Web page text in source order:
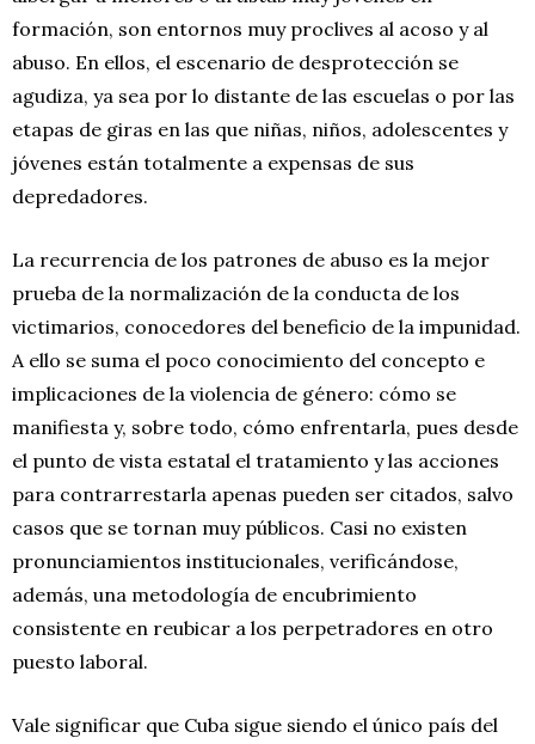
formación, son entornos muy proclives al acoso y al
abuso. En ellos, el escenario de desprotección se
agudiza, ya sea por lo distante de las escuelas o por las
etapas de giras en las que niñas, niños, adolescentes y
jóvenes están totalmente a expensas de sus
depredadores.
La recurrencia de los patrones de abuso es la mejor
prueba de la normalización de la conducta de los
victimarios, conocedores del beneficio de la impunidad.
A ello se suma el poco conocimiento del concepto e
implicaciones de la violencia de género: cómo se
manifiesta y, sobre todo, cómo enfrentarla, pues desde
el punto de vista estatal el tratamiento y las acciones
para contrarrestarla apenas pueden ser citados, salvo
casos que se tornan muy públicos. Casi no existen
pronunciamientos institucionales, verificándose,
además, una metodología de encubrimiento
consistente en reubicar a los perpetradores en otro
puesto laboral.
Vale significar que Cuba sigue siendo el único país del